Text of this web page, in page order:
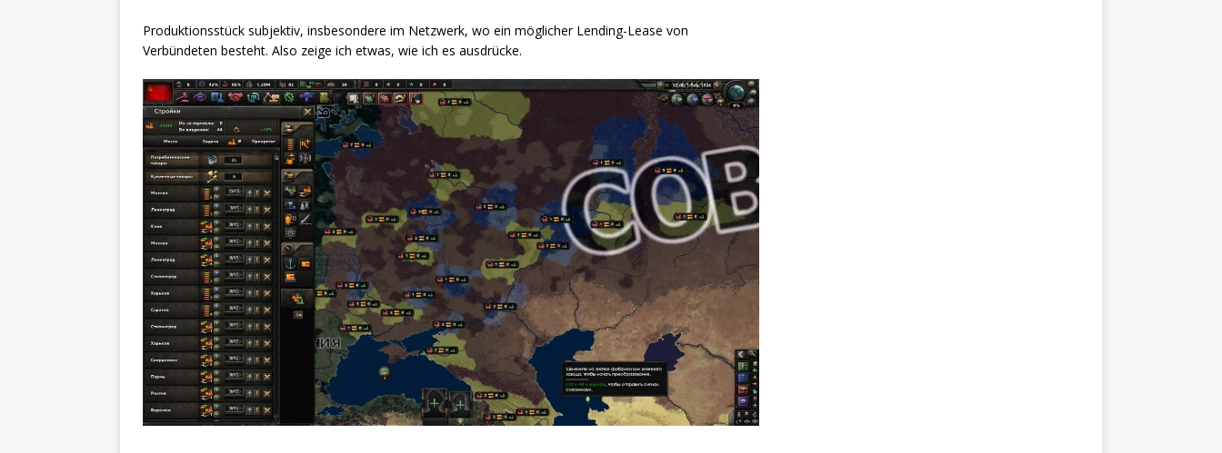
Produktionsstück subjektiv, insbesondere im Netzwerk, wo ein möglicher Lending-Lease von
Verbündeten besteht. Also zeige ich etwas, wie ich es ausdrücke.